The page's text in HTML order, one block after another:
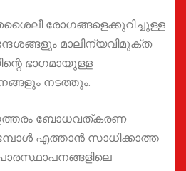
രോഗങ്ങളെക്കുറിച്ചുള്ള
മാലിന്യവിമുക്ത
ഭാഗമായുള്ള
നടത്തും.
ബോധവത്കരണ
എത്താന്‍ സാധിക്കാത്ത